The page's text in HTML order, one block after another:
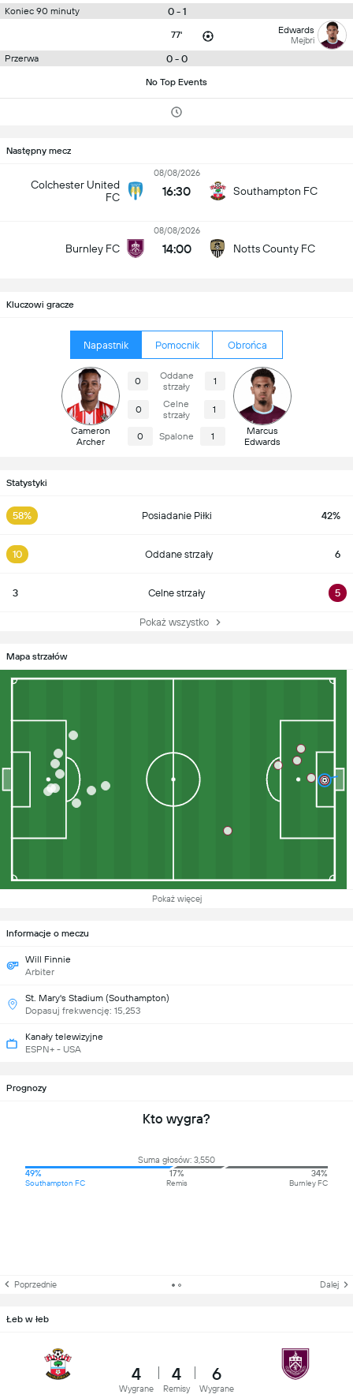
Koniec 90 minuty 0 - 1
77' Edwards
Mejbri
Przerwa 0 - 0
No Top Events
Następny mecz
Colchester United
FC
08/08/2026
16:30 Southampton FC
Burnley FC
08/08/2026
14:00 Notts County FC
Kluczowi gracze
Napastnik Pomocnik Obrońca
Cameron
Archer
0
Oddane
strzały
1
0
Celne
strzały
1
0 Spalone 1
Marcus
Edwards
Statystyki
58% Posiadanie Piłki 42%
10 Oddane strzały 6
3 Celne strzały 5
Pokaż wszystko
Mapa strzałów
Pokaż więcej
Informacje o meczu
Will Finnie
Arbiter
St. Mary's Stadium (Southampton)
Dopasuj frekwencję: 15,253
Kanały telewizyjne
ESPN+ - USA
Prognozy
Kto wygra?
Suma głosów: 3,550
49%
Southampton FC
17%
Remis
34%
Burnley FC
Poprzednie Dalej
Łeb w łeb
4
Wygrane
4
Remisy
6
Wygrane